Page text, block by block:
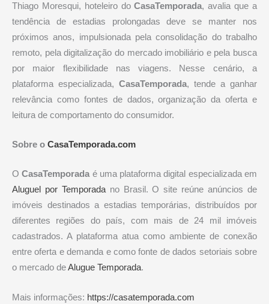
Thiago Moresqui, hoteleiro doCasaTemporada, avalia que a
tendência de estadias prolongadas deve se manter nos
próximos anos, impulsionada pela consolidação do trabalho
remoto, pela digitalização do mercado imobiliário e pela busca
por maior flexibilidade nas viagens. Nesse cenário, a
plataforma especializada, CasaTemporada, tende a ganhar
relevância como fontes de dados, organização da oferta e
leitura de comportamento do consumidor.
Sobre o CasaTemporada.com
OCasaTemporadaé uma plataforma digital especializada em
Aluguel por Temporadano Brasil. O site reúne anúncios de
imóveis destinados a estadias temporárias, distribuídos por
diferentes regiões do país, com mais de 24 mil imóveis
cadastrados. A plataforma atua como ambiente de conexão
entre oferta e demanda e como fonte de dados setoriais sobre
o mercado deAlugue Temporada.
Mais informações: https://casatemporada.com